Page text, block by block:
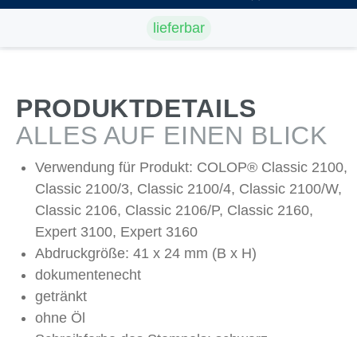
lieferbar
PRODUKTDETAILS
ALLES AUF EINEN BLICK
Verwendung für Produkt: COLOP® Classic 2100,
Classic 2100/3, Classic 2100/4, Classic 2100/W,
Classic 2106, Classic 2106/P, Classic 2160,
Expert 3100, Expert 3160
Abdruckgröße: 41 x 24 mm (B x H)
dokumentenecht
getränkt
ohne Öl